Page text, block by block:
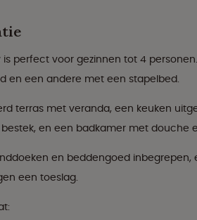
is perfect voor gezinnen tot 4
en een andere met een stapelbed.
terras met veranda, een keuken
en een badkamer met douche
en beddengoed inbegrepen,
een toeslag.